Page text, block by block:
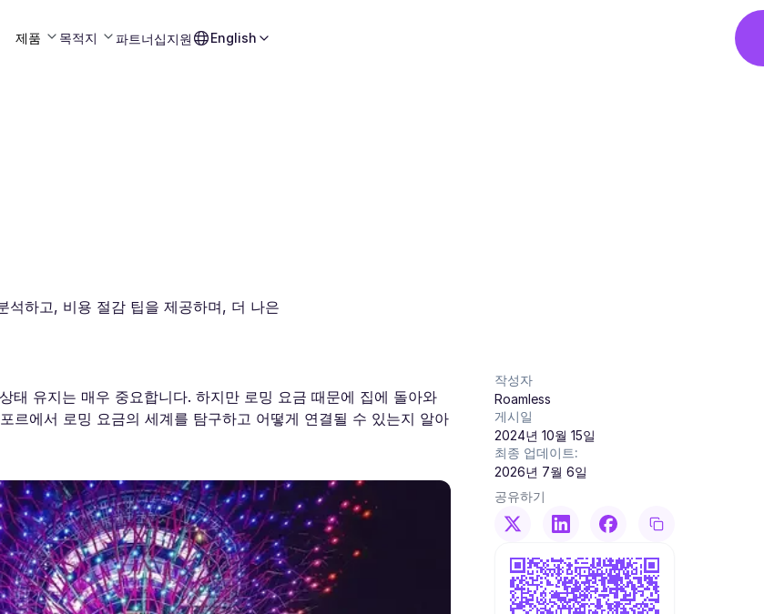
제품 목적지 파트너십지원 English
석하고, 비용 절감 팁을 제공하며, 더 나은
태 유지는 매우 중요합니다. 하지만 로밍 요금 때문에 집에 돌아와
르에서 로밍 요금의 세계를 탐구하고 어떻게 연결될 수 있는지 알아
작성자
Roamless
게시일
2024년 10월 15일
최종 업데이트:
2026년 7월 6일
공유하기